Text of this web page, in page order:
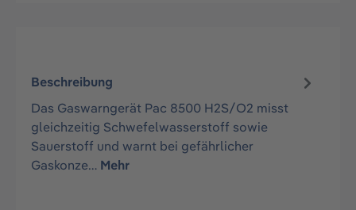
Beschreibung
Das Gaswarngerät Pac 8500 H2S/O2 misst
gleichzeitig Schwefelwasserstoff sowie
Sauerstoff und warnt bei gefährlicher
Gaskonze… Mehr